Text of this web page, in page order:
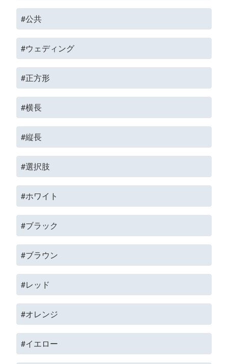
#公共
#ウェディング
#正方形
#横長
#縦長
#選択肢
#ホワイト
#ブラック
#ブラウン
#レッド
#オレンジ
#イエロー